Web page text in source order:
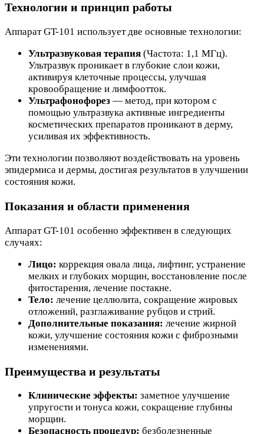
Технологии и принцип работы
Аппарат GT-101 использует две основные технологии:
Ультразвуковая терапия (Частота: 1,1 МГц).
Ультразвук проникает в глубокие слои кожи,
активируя клеточные процессы, улучшая
кровообращение и лимфоотток.
Ультрафонофорез — метод, при котором с
помощью ультразвука активные ингредиенты
косметических препаратов проникают в дерму,
усиливая их эффективность.
Эти технологии позволяют воздействовать на уровень
эпидермиса и дермы, достигая результатов в улучшении
состояния кожи.
Показания и области применения
Аппарат GT-101 особенно эффективен в следующих
случаях:
Лицо: коррекция овала лица, лифтинг, устранение
мелких и глубоких морщин, восстановление после
фитостарения, лечение постакне.
Тело: лечение целлюлита, сокращение жировых
отложений, разглаживание рубцов и стрий.
Дополнительные показания: лечение жирной
кожи, улучшение состояния кожи с фиброзными
изменениями.
Преимущества и результаты
Клинические эффекты: заметное улучшение
упругости и тонуса кожи, сокращение глубины
морщин.
Безопасность процедур: безболезненные